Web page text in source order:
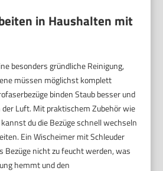
in Haushalten mit
besonders gründliche Reinigung,
müssen möglichst komplett
binden Staub besser und
Luft. Mit praktischem Zubehör wie
du die Bezüge schnell wechseln
Ein Wischeimer mit Schleuder
Bezüge nicht zu feucht werden, was
hemmt und den